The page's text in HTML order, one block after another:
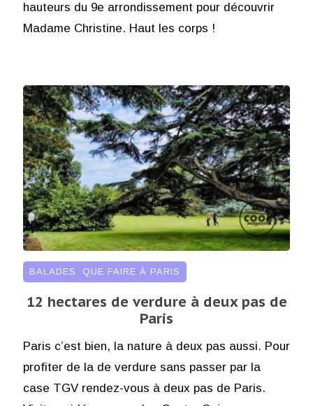
hauteurs du 9e arrondissement pour découvrir
Madame Christine. Haut les corps !
BALADES , QUE FAIRE À PARIS
12 hectares de verdure à deux pas de
Paris
Paris c’est bien, la nature à deux pas aussi. Pour
profiter de la de verdure sans passer par la
case TGV rendez-vous à deux pas de Paris.